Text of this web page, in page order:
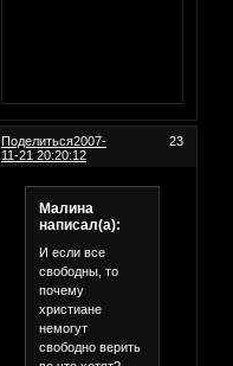
Поделиться 23
2007-
11-21 20:20:12
Малина
написал(а):
И если все
свободны, то
почему
христиане
немогут
свободно верить